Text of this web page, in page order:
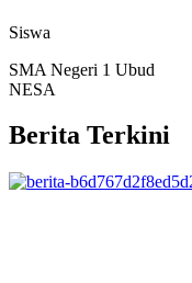
Siswa
SMA Negeri 1 Ubud
NESA
Berita Terkini